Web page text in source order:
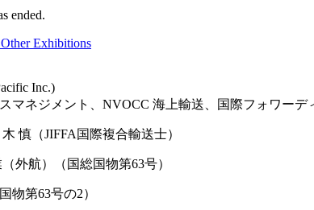
ended.
Exhibitions
Inc.)
マネジメント、NVOCC 海上輸送、国際フォワーデ
慎（JIFFA国際複合輸送士）
外航）（国総国物第63号）
物第63号の2）